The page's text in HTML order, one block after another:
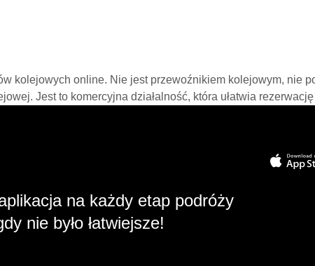
kolejowych online. Nie jest przewoźnikiem kolejowym, nie
Jest to komercyjna działalność, która ułatwia
na każdy etap podróży
nie było łatwiejsze!